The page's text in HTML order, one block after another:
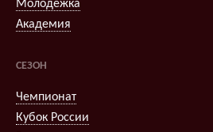
Молодёжка
Академия
СЕЗОН
Чемпионат
Кубок России